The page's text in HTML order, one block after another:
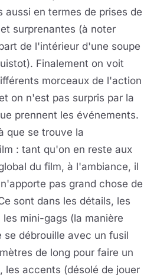
aussi en termes de prises de
surprenantes (à noter
de l'intérieur d'une soupe
Finalement on voit
morceaux de l'action
on n'est pas surpris par la
prennent les événements.
que se trouve la
: tant qu'on en reste aux
du film, à l'ambiance, il
pas grand chose de
sont dans les détails, les
mini-gags (la manière
se débrouille avec un fusil
de long pour faire un
les accents (désolé de jouer